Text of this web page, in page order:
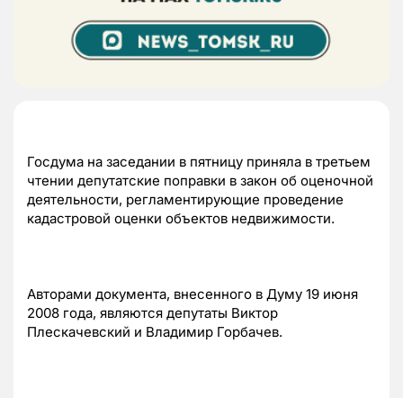
Госдума на заседании в пятницу приняла в третьем
чтении депутатские поправки в закон об оценочной
деятельности, регламентирующие проведение
кадастровой оценки объектов недвижимости.
Авторами документа, внесенного в Думу 19 июня
2008 года, являются депутаты Виктор
Плескачевский и Владимир Горбачев.